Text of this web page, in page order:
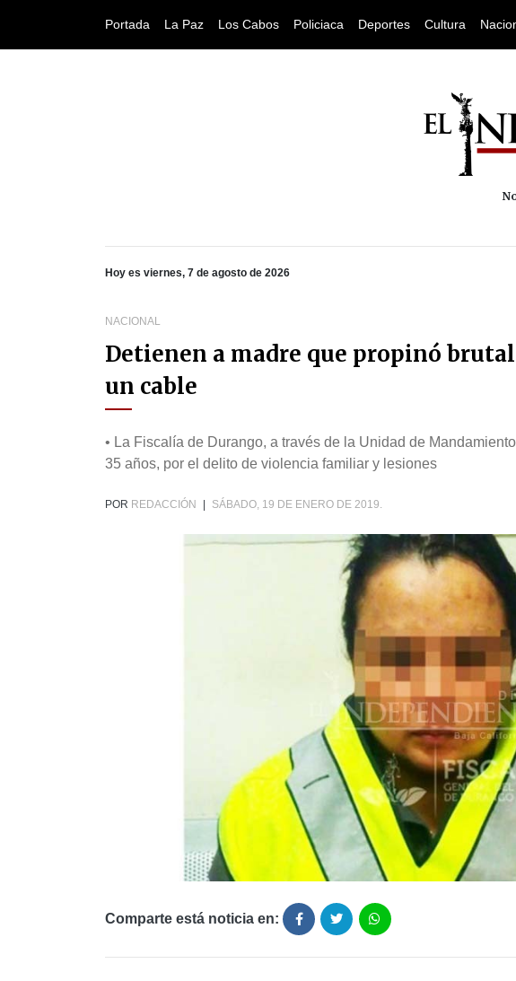
Portada La Paz Los Cabos Policiaca Deportes Cultura
Hoy es viernes, 7 de agosto de 2026
NACIONAL
Detienen a madre que propinó
un cable
• La Fiscalía de Durango, a través de la Unidad de
35 años, por el delito de violencia familiar y lesiones
POR REDACCIÓN SÁBADO, 19 DE ENERO DE 2019.
Comparte está noticia en: